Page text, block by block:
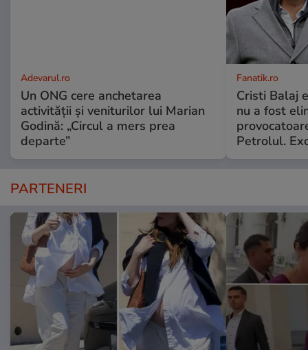
Adevarul.ro
Un ONG cere anchetarea
activității și veniturilor lui Marian
Godină: „Circul a mers prea
departe”
Fanatik.ro
Cristi Balaj
nu a fost
Petrolul.
PARTENERI